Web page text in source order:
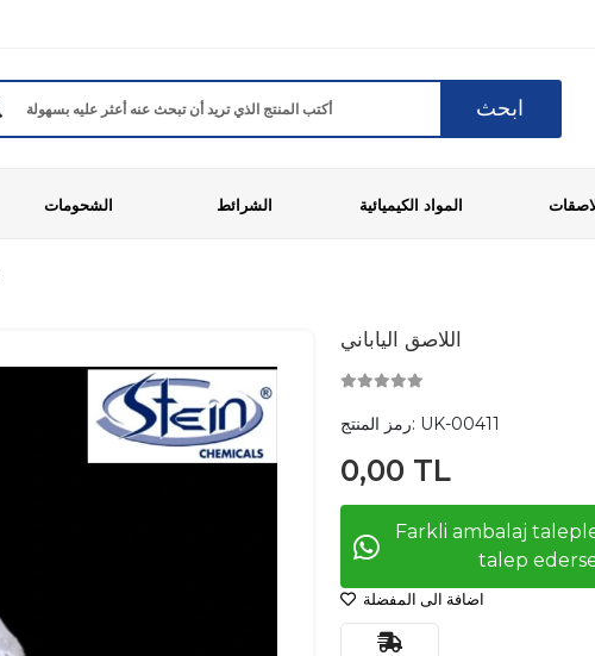
ابحث
الشحومات الشرائط المواد الكيميائية
اللاصق الياباني
رمز المنتج: UK-00411
0,00 TL
Farkli ambalaj
talep
اضافة الى المفضلة